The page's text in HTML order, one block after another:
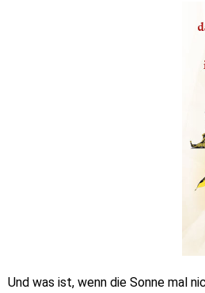
Und was ist, wenn die Sonne mal